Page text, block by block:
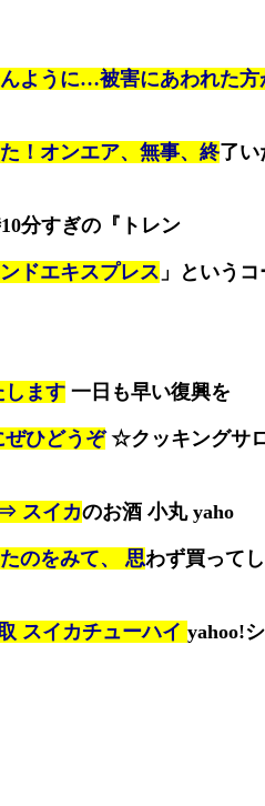
ように…被害にあわれた方
！オンエア、無事、終了い
分すぎの『トレン
ドエキスプレス 」という
します 一日も早い復興を
ぜひどうぞ☆クッキングサ
スイカのお酒 小丸 yaho
のをみて、 思わず買って
スイカチューハイ yahoo!